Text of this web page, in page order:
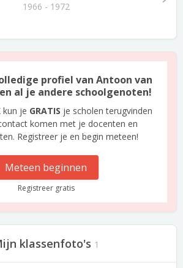
1966 - 1972
profiel van Antoon van
al je andere schoolgenoten!
kun je GRATIS je scholen terugvinden
komen met je docenten en
Registreer je en begin meteen!
Meteen beginnen
Registreer gratis
klassenfoto's 1